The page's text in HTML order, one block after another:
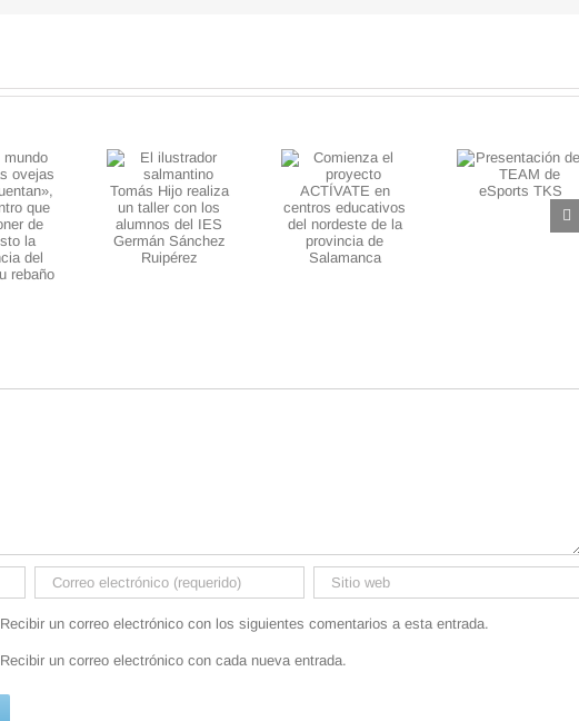
El ilustrador
salmantino
Tomás Hijo
realiza un
taller con los
alumnos del
Comienza el
proyecto
ACTÍVATE en
centros
educativos
Presentación
del TEAM de
eSports TKS
Recibir un correo electrónico con los siguientes comentarios a esta entrada.
Recibir un correo electrónico con cada nueva entrada.